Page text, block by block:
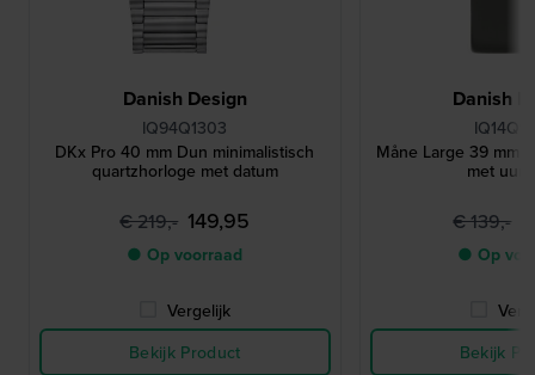
Danish Design
IQ94Q1303
DKx Pro 40 mm Dun minimalistisch
quartzhorloge met datum
€ 219,- 149,95
● Op voorraad
Vergelijk
Bekijk Product
Danish
Måne Large 39 mm
met
€ 139,-
● Op
Bekijk